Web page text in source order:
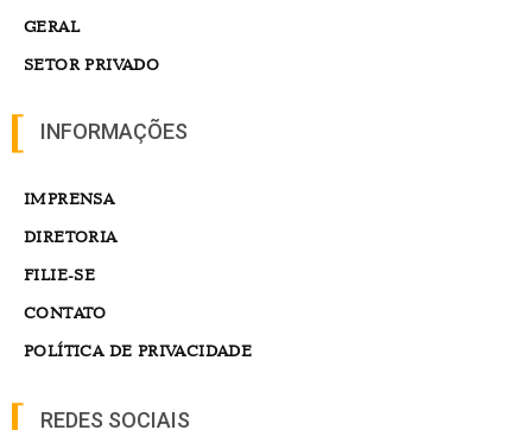
GERAL
SETOR PRIVADO
INFORMAÇÕES
IMPRENSA
DIRETORIA
FILIE-SE
CONTATO
POLÍTICA DE PRIVACIDADE
REDES SOCIAIS